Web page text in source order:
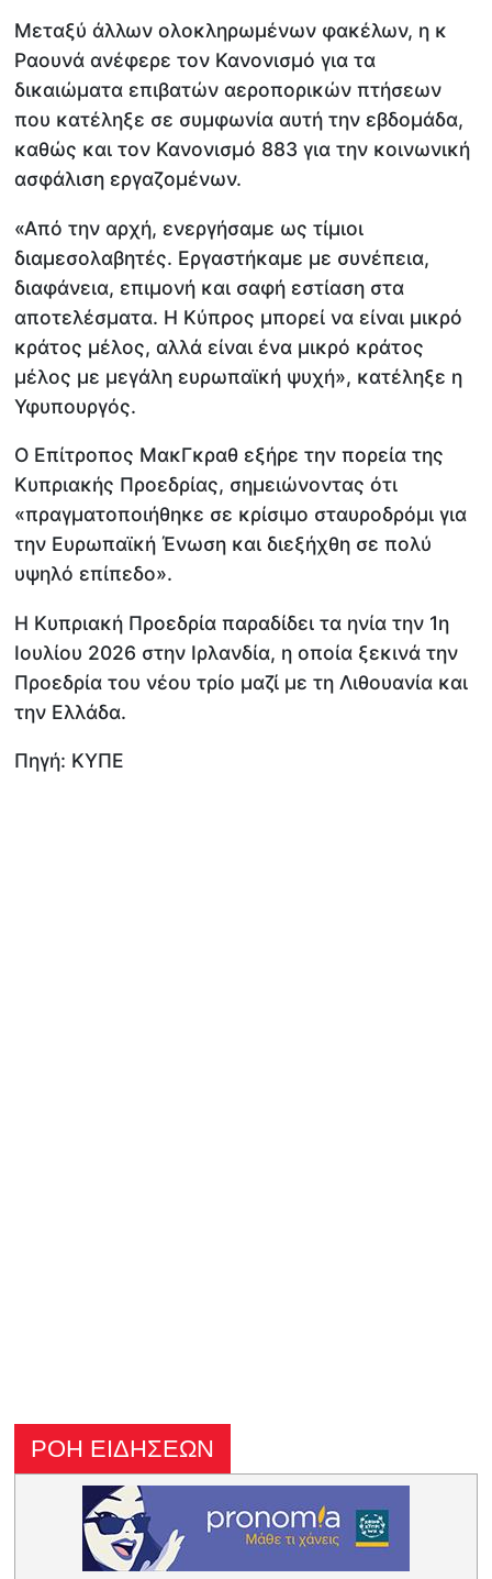
Μεταξύ άλλων ολοκληρωμένων φακέλων, η κ
Ραουνά ανέφερε τον Κανονισμό για τα
δικαιώματα επιβατών αεροπορικών πτήσεων
που κατέληξε σε συμφωνία αυτή την εβδομάδα,
καθώς και τον Κανονισμό 883 για την κοινωνική
ασφάλιση εργαζομένων.
«Από την αρχή, ενεργήσαμε ως τίμιοι
διαμεσολαβητές. Εργαστήκαμε με συνέπεια,
διαφάνεια, επιμονή και σαφή εστίαση στα
αποτελέσματα. Η Κύπρος μπορεί να είναι μικρό
κράτος μέλος, αλλά είναι ένα μικρό κράτος
μέλος με μεγάλη ευρωπαϊκή ψυχή», κατέληξε η
Υφυπουργός.
Ο Επίτροπος ΜακΓκραθ εξήρε την πορεία της
Κυπριακής Προεδρίας, σημειώνοντας ότι
«πραγματοποιήθηκε σε κρίσιμο σταυροδρόμι για
την Ευρωπαϊκή Ένωση και διεξήχθη σε πολύ
υψηλό επίπεδο».
Η Κυπριακή Προεδρία παραδίδει τα ηνία την 1η
Ιουλίου 2026 στην Ιρλανδία, η οποία ξεκινά την
Προεδρία του νέου τρίο μαζί με τη Λιθουανία και
την Ελλάδα.
Πηγή: ΚΥΠΕ
ΡΟΗ ΕΙΔΗΣΕΩΝ